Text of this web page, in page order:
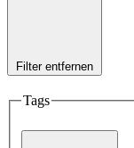
Filter entfernen
Tags